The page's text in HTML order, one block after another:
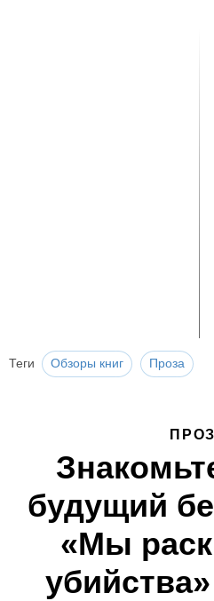
Теги Обзоры книг Проза
будущий
«Мы